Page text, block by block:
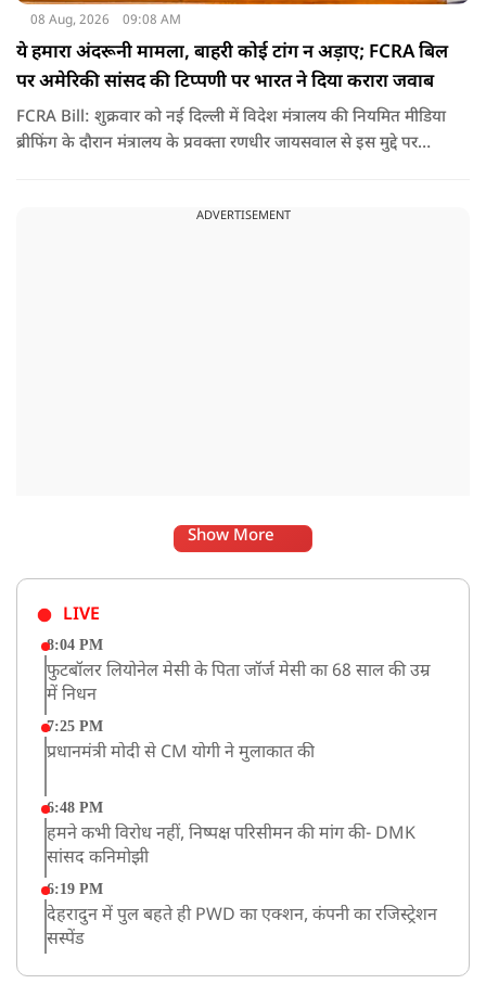
08 Aug, 2026 09:08 AM
ये हमारा अंदरूनी मामला, बाहरी कोई टांग न अड़ाए; FCRA बिल
पर अमेरिकी सांसद की टिप्पणी पर भारत ने दिया करारा जवाब
FCRA Bill: शुक्रवार को नई दिल्ली में विदेश मंत्रालय की नियमित मीडिया
ब्रीफिंग के दौरान मंत्रालय के प्रवक्ता रणधीर जायसवाल से इस मुद्दे पर
ADVERTISEMENT
Show More
LIVE
8:04 PM
फुटबॉलर लियोनेल मेसी के पिता जॉर्ज मेसी का 68 साल की उम्र
में निधन
7:25 PM
प्रधानमंत्री मोदी से CM योगी ने मुलाकात की
6:48 PM
हमने कभी विरोध नहीं, निष्पक्ष परिसीमन की मांग की- DMK
सांसद कनिमोझी
6:19 PM
देहरादुन में पुल बहते ही PWD का एक्शन, कंपनी का रजिस्ट्रेशन
सस्पेंड